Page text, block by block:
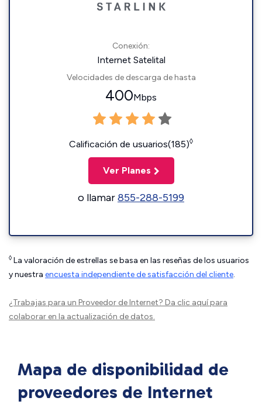
Conexión:
Internet Satelital
Velocidades de descarga de hasta
400Mbps
Calificación de usuarios(185)◊
Ver Planes
o llamar855-288-5199
◊ La valoración de estrellas se basa en las reseñas de los usuarios
y nuestra encuesta independiente de satisfacción del cliente.
¿Trabajas para un Proveedor de Internet? Da clic aquípara
colaborar en la actualización de datos.
Mapa de disponibilidad de
proveedores de Internet